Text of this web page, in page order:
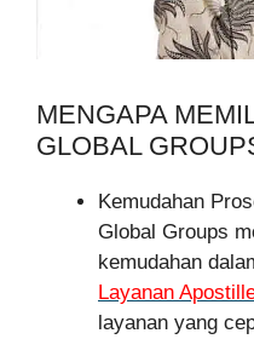
MENGAPA
GLOBAL
Kemudahan
Global Groups
kemudahan
Layanan
layanan yang